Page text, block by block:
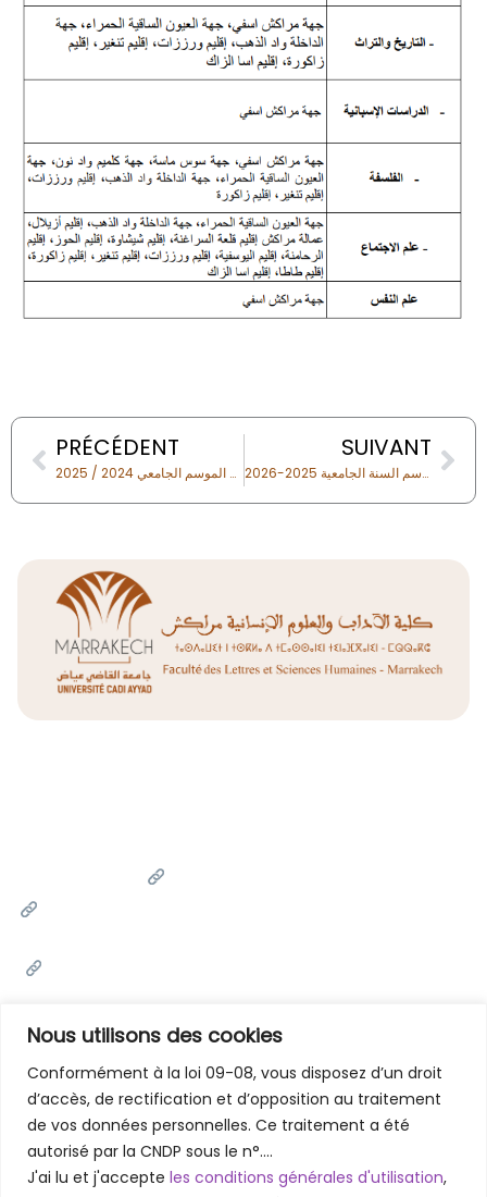
Nous utilisons des cookies
Conformément à la loi 09-08, vous disposez d’un droit
d’accès, de rectification et d’opposition au traitement
de vos données personnelles. Ce traitement a été
autorisé par la CNDP sous le n°….
J'ai lu et j'accepte les conditions générales d'utilisation,
PrevPRÉCÉDENT
هام جدا للطلبة الحاصلين على دبلوم الإجازة برسم الموسم الجامعي 2024 / 2025
SUIVANT
اختيار التخصص برسم السنة الجامعية 2025-2026
Portail National de Maroc
Contactez-Nous
Faculté des Lettres et des Sciences Humaines - Marrakech
Rue Amarchich, Marrakesh 40000